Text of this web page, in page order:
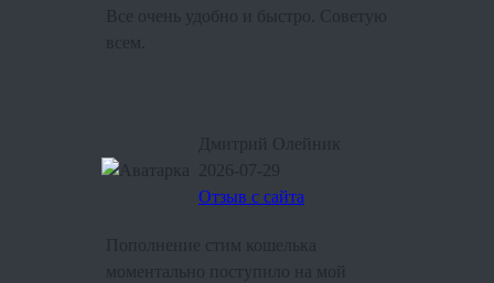
Все очень удобно и быстро. Советую
2026-07-29
Отзыв с сайта
моментально поступило на мой